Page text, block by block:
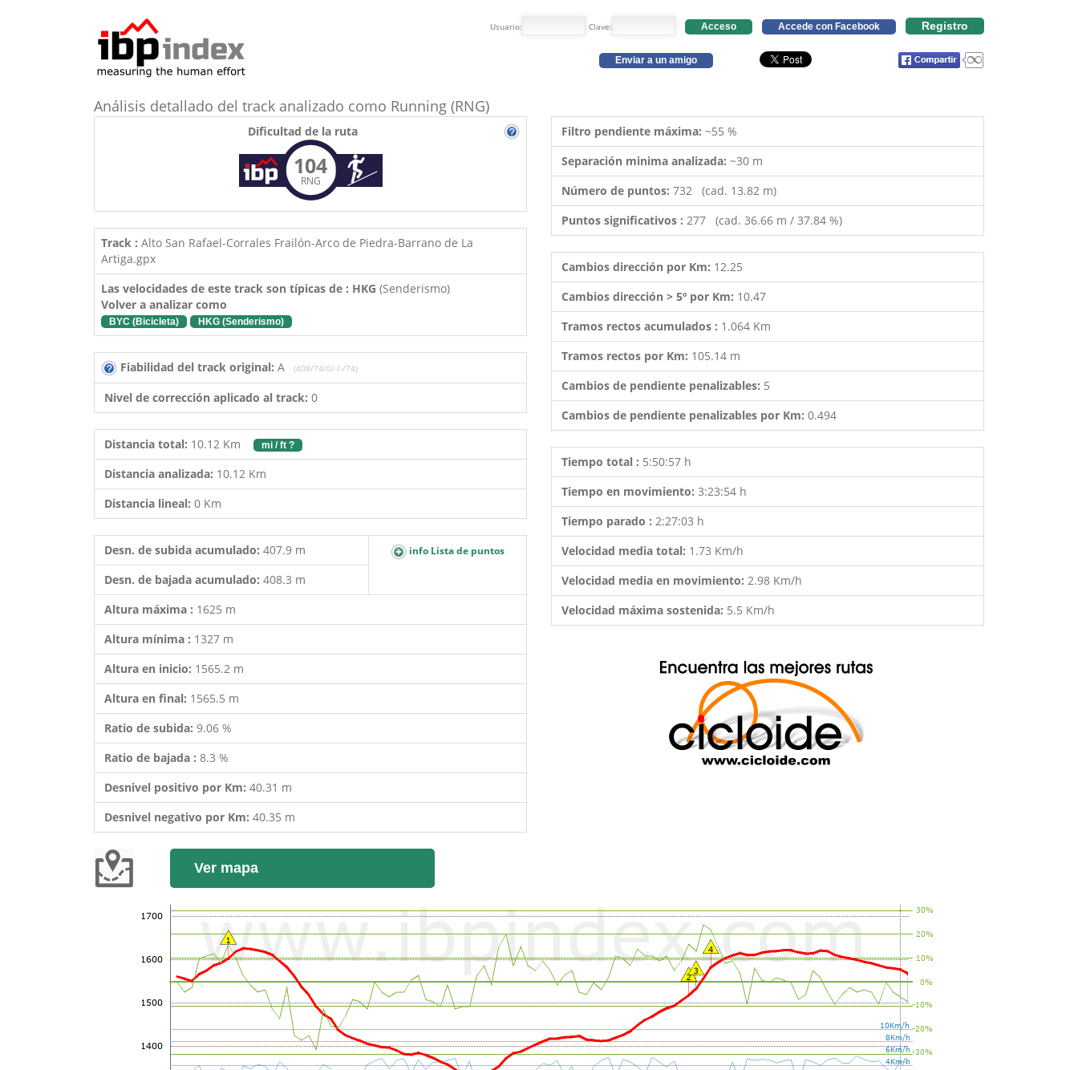
Usuario: Clave: Acceso Accede con Facebook Registro
Enviar a un amigo
Análisis detallado del track analizado como Running (RNG)
Dificultad de la ruta
104
RNG
Track : Alto San Rafael-Corrales Frailón-Arco de Piedra-Barrano de La
Artiga.gpx
Las velocidades de este track son típicas de : HKG (Senderismo)
Volver a analizar como
BYC (Bicicleta) HKG (Senderismo)
Fiabilidad del track original: A (408/74/0/-/-/74)
Nivel de corrección aplicado al track: 0
Distancia total: 10.12 Km mi / ft ?
Distancia analizada: 10.12 Km
Distancia lineal: 0 Km
Desn. de subida acumulado: 407.9 m info Lista de puntos
Desn. de bajada acumulado: 408.3 m
Altura máxima : 1625 m
Altura mínima : 1327 m
Altura en inicio: 1565.2 m
Altura en final: 1565.5 m
Ratio de subida: 9.06 %
Ratio de bajada : 8.3 %
Desnivel positivo por Km: 40.31 m
Desnivel negativo por Km: 40.35 m
Filtro pendiente máxima: ~55 %
Separación minima analizada: ~30 m
Número de puntos: 732 (cad. 13.82 m)
Puntos significativos : 277 (cad. 36.66 m / 37.84 %)
Cambios dirección por Km: 12.25
Cambios dirección > 5º por Km: 10.47
Tramos rectos acumulados : 1.064 Km
Tramos rectos por Km: 105.14 m
Cambios de pendiente penalizables: 5
Cambios de pendiente penalizables por Km: 0.494
Tiempo total : 5:50:57 h
Tiempo en movimiento: 3:23:54 h
Tiempo parado : 2:27:03 h
Velocidad media total: 1.73 Km/h
Velocidad media en movimiento: 2.98 Km/h
Velocidad máxima sostenida: 5.5 Km/h
Ver mapa